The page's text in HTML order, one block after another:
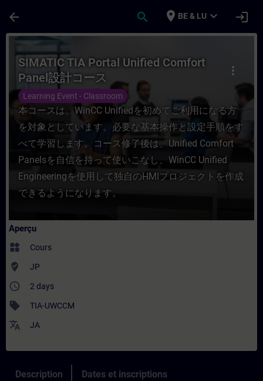
arrow_back search place BE & LU expand_more login
Cours - SIMATIC TIA Portal Unified
more_vert
SIMATIC TIA Portal Unified Comfort
Panel設計コース
Learning Event - Classroom
本コースは、WinCC Unifiedを初めてご利用になる方
を対象としています。必要な基本操作と設定手順をす
べて学習します。コース修了後は、Unified Comfort
Panelsを自信を持って使いこなし、WinCC Unified
Engineeringを使用して独自のHMIプロジェクトを作成
できるようになります。
Aperçu
widgets Cours
where_to_vote JP
access_time 2 days
sell TIA-UWCCM
translate JA
Description Dates et inscriptions